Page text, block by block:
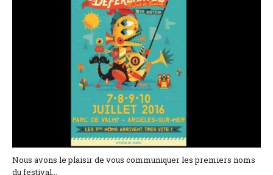
Kontaktformular
Mobilheim und Preise
Nous avons le plaisir de vous communiquer les premiers noms
du festival...